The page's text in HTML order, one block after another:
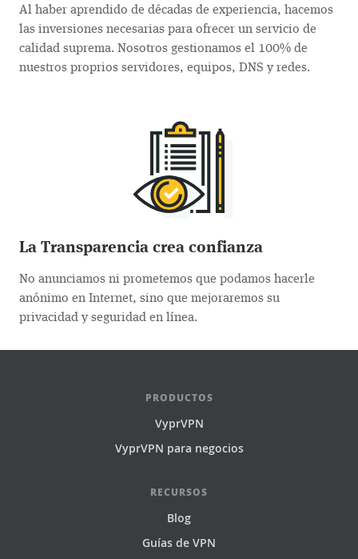
Al haber aprendido de décadas de experiencia, hacemos
las inversiones necesarias para ofrecer un servicio de
calidad suprema. Nosotros gestionamos el 100% de
nuestros proprios servidores, equipos, DNS y redes.
La Transparencia crea confianza
No anunciamos ni prometemos que podamos hacerle
anónimo en Internet, sino que mejoraremos su
privacidad y seguridad en línea.
PRODUCTOS
VyprVPN
VyprVPN para negocios
RECURSOS
Blog
Guías de VPN